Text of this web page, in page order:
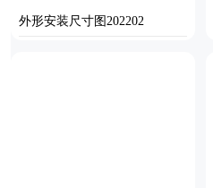
外形安装尺寸图202202